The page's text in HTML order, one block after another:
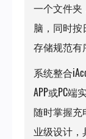
一个文件夹
脑，同时
存储规范有
系统整合
APP或PC
随时掌握充
业级设计